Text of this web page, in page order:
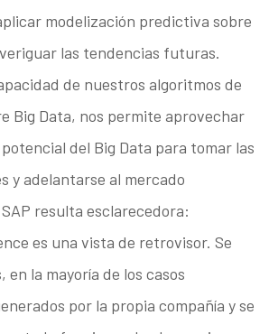
modelización predictiva sobre
las tendencias futuras.
de nuestros algoritmos de
Big Data, nos permite aprovechar
del Big Data para tomar las
y adelantarse al mercado
resulta esclarecedora:
es una vista de retrovisor. Se
en la mayoría de los casos
por la propia compañía y se